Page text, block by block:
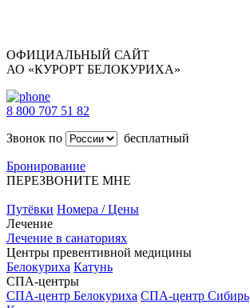
ОФИЦИАЛЬНЫЙ САЙТ
АО «КУРОРТ БЕЛОКУРИХА»
8 800 707 51 82
Звонок по
бесплатный
Бронирование
ПЕРЕЗВОНИТЕ МНЕ
Путёвки Номера / Цены
Лечение
Лечение в санаториях
Центры превентивной медицины
Белокуриха Катунь
СПА-центры
СПА-центр Белокуриха СПА-центр Сибирь